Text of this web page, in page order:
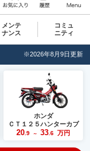
メンテ
ナンス
コミュ
ニティ
※2026年8月9日更新
ホンダ
ＣＴ１２５ハンターカブ
20 .9 ～ 33 .6 万円